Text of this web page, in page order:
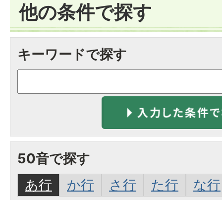
他の条件で探す
キーワードで探す
50音で探す
あ行
か行 さ行 た行 な行